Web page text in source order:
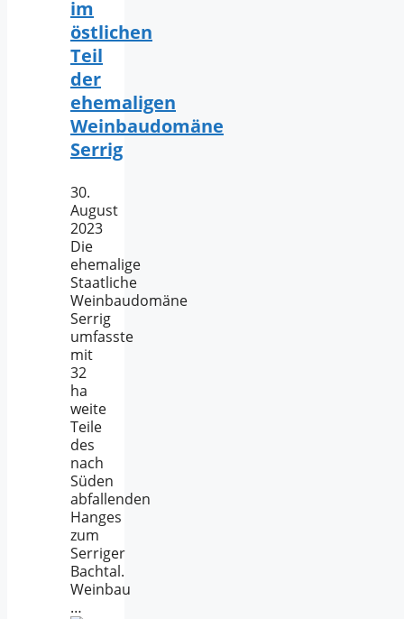
im
östlichen
Teil
der
ehemaligen
Weinbaudomäne
Serrig
30.
August
2023
Die
ehemalige
Staatliche
Weinbaudomäne
Serrig
umfasste
mit
32
ha
weite
Teile
des
nach
Süden
abfallenden
Hanges
zum
Serriger
Bachtal.
Weinbau
…